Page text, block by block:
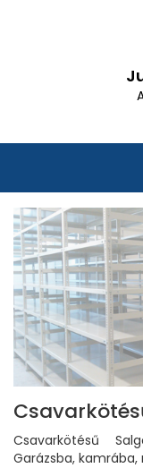
Csavarkötésű
Garázsba, kamrába,